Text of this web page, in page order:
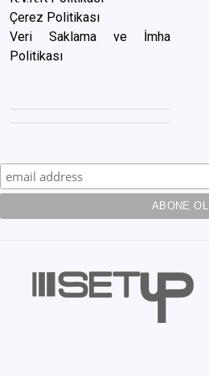
Çerez Politikası
Veri Saklama ve İmha
Politikası